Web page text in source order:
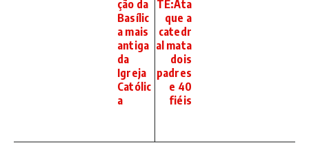
ção da
Basílic
a mais
antiga
da
Igreja
Católic
a
TE:Ata
que a
catedr
al mata
dois
padres
e 40
fiéis